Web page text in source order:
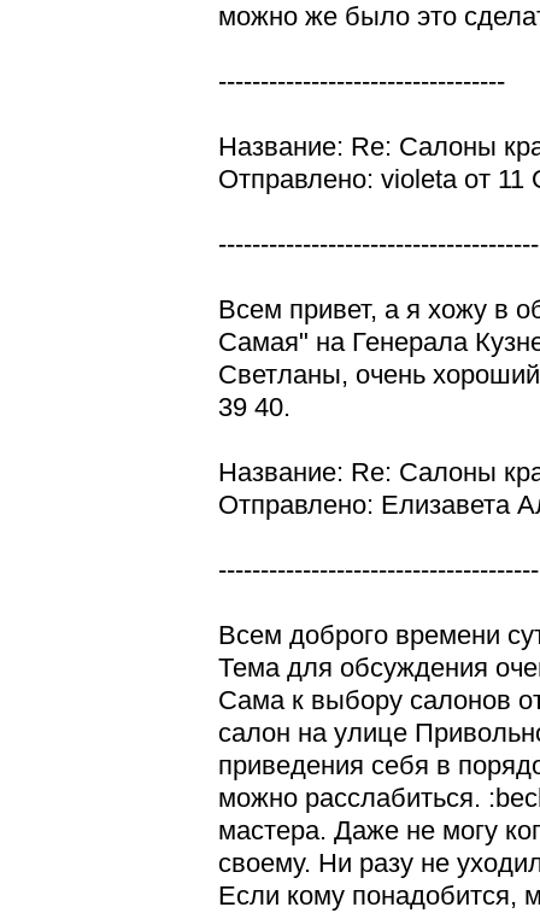
можно же было это
----------------------------------
Название: Re: Салоны
Отправлено: violeta от 11
Всем привет, а я хожу в
Самая" на Генерала
Светланы, очень
39 40.
Название: Re: Салоны
Отправлено: Елизавета
Всем доброго времени
Тема для обсуждения
Сама к выбору салонов
салон на улице
приведения себя в
можно расслабиться.
мастера. Даже не могу
своему. Ни разу не
Если кому понадобится,